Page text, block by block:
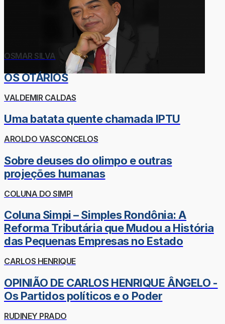
OSMAR SILVA
OS OTÁRIOS
VALDEMIR CALDAS
Uma batata quente chamada IPTU
AROLDO VASCONCELOS
Sobre deuses do olimpo e outras
projeções humanas
COLUNA DO SIMPI
Coluna Simpi – Simples Rondônia: A
Reforma Tributária que Mudou a História
das Pequenas Empresas no Estado
CARLOS HENRIQUE
OPINIÃO DE CARLOS HENRIQUE ÂNGELO -
Os Partidos políticos e o Poder
RUDINEY PRADO